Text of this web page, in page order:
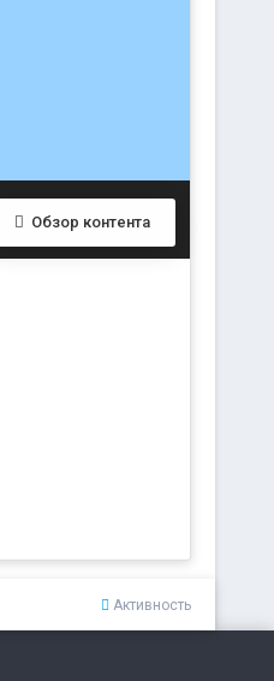
Обзор контента
Активность